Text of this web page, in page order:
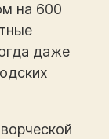
на 600
даже